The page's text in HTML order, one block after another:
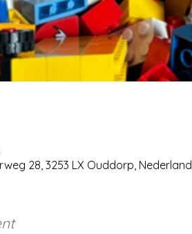
28, 3253 LX Ouddorp, Nederland